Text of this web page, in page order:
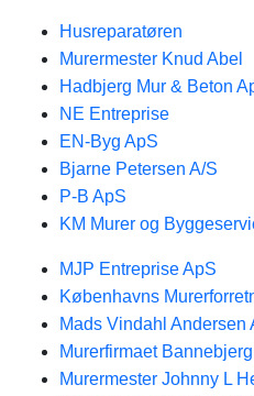
Husreparatøren
Murermester Knud Abel
Hadbjerg Mur & Beton
NE Entreprise
EN-Byg ApS
Bjarne Petersen A/S
P-B ApS
KM Murer og
MJP Entreprise ApS
Københavns
Mads Vindahl Andersen
Murerfirmaet
Murermester Johnny L